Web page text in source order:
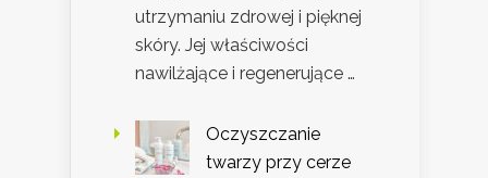
utrzymaniu zdrowej i pięknej
skóry. Jej właściwości
nawilżające i regenerujące …
Oczyszczanie
twarzy przy cerze